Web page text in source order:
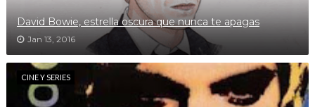
David Bowie, estrella oscura que nunca te apagas
Jan 13, 2016
CINE Y SERIES